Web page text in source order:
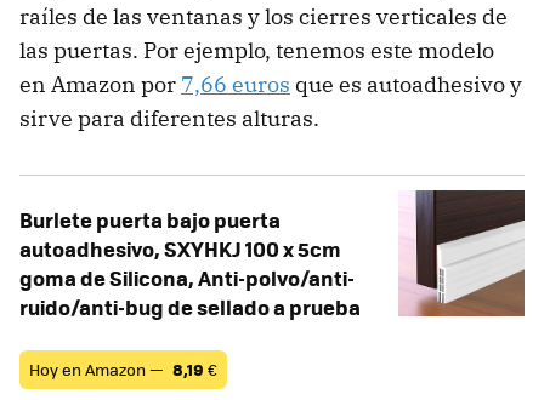
raíles de las ventanas y los cierres verticales de
las puertas. Por ejemplo, tenemos este modelo
en Amazon por 7,66 euros que es autoadhesivo y
sirve para diferentes alturas.
Burlete puerta bajo puerta
autoadhesivo, SXYHKJ 100 x 5cm
goma de Silicona, Anti-polvo/anti-
ruido/anti-bug de sellado a prueba
Hoy en Amazon — 8,19 €